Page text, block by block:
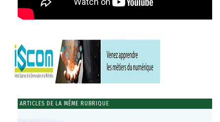
ARTICLES DE LA MÊME RUBRIQUE